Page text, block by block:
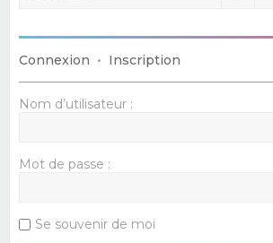
Connexion • Inscription
Nom d’utilisateur :
Mot de passe :
Se souvenir de moi